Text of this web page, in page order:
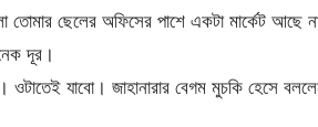
তোমার ছেলের অফিসের পাশে একটা মার্কেট আছে
দূর।
যাবো। জাহানারার বেগম মুচকি হেসে